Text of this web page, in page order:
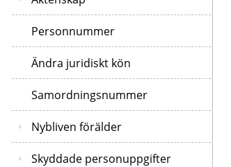
Personnummer
Ändra juridiskt kön
Samordningsnummer
Nybliven förälder
Skyddade personuppgifter